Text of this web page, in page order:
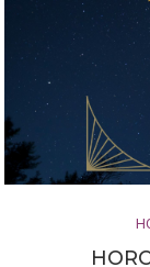
les forces
innovant, nos
naviguer le
maximum de ce
horoscope et